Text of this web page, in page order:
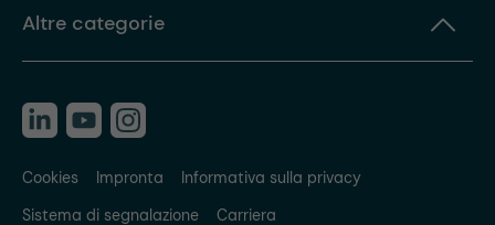
Altre categorie
Cookies Impronta
Informativa sulla privacy
Sistema di segnalazione
Carriera